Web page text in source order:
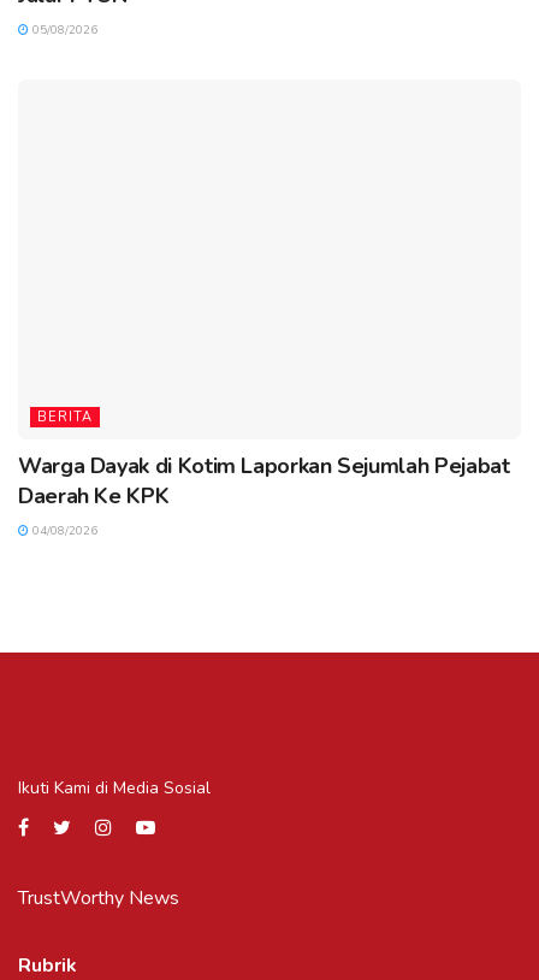
05/08/2026
BERITA
Warga Dayak di Kotim Laporkan Sejumlah Pejabat
Daerah Ke KPK
04/08/2026
Ikuti Kami di Media Sosial
TrustWorthy News
Rubrik